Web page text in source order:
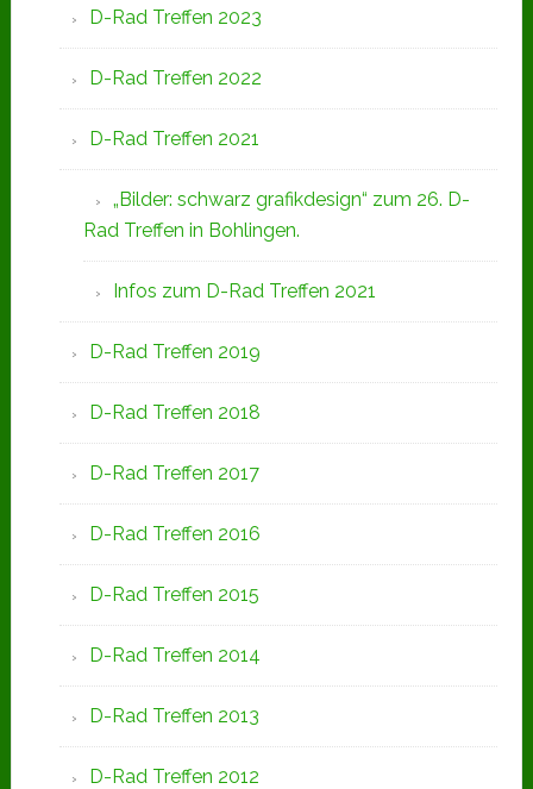
D-Rad Treffen 2023
D-Rad Treffen 2022
D-Rad Treffen 2021
„Bilder: schwarz grafikdesign“ zum 26. D-
Rad Treffen in Bohlingen.
Infos zum D-Rad Treffen 2021
D-Rad Treffen 2019
D-Rad Treffen 2018
D-Rad Treffen 2017
D-Rad Treffen 2016
D-Rad Treffen 2015
D-Rad Treffen 2014
D-Rad Treffen 2013
D-Rad Treffen 2012